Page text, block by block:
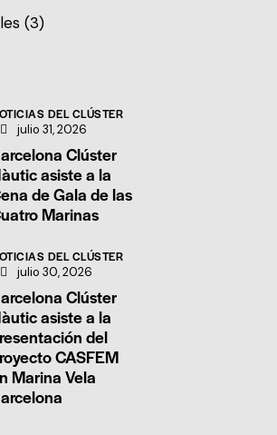
(3)
DEL CLÚSTER
julio 31, 2026
Clúster
asiste a la
de Gala de las
Marinas
DEL CLÚSTER
julio 30, 2026
Clúster
asiste a la
del
CASFEM
Marina Vela